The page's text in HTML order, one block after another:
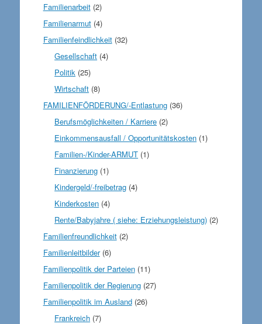
Familienarbeit(2)
Familienarmut(4)
Familienfeindlichkeit(32)
Gesellschaft (4)
Politik (25)
Wirtschaft (8)
FAMILIENFÖRDERUNG/-Entlastung(36)
Berufsmöglichkeiten / Karriere (2)
Einkommensausfall / Opportunitätskosten (1)
Familien-/Kinder-ARMUT (1)
Finanzierung (1)
Kindergeld/-freibetrag (4)
Kinderkosten (4)
Rente/Babyjahre ( siehe: Erziehungsleistung) (2)
Familienfreundlichkeit(2)
Familienleitbilder(6)
Familienpolitik der Parteien(11)
Familienpolitik der Regierung(27)
Familienpolitik im Ausland(26)
Frankreich (7)